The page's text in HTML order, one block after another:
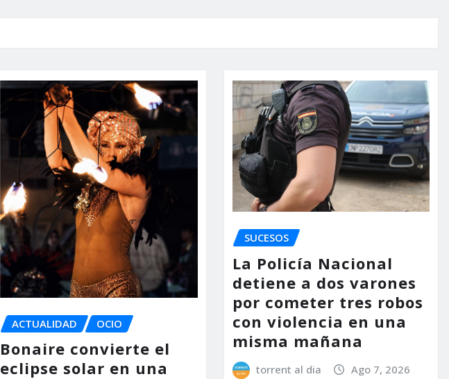
ACTUALIDAD OCIO
Bonaire convierte el
eclipse solar en una
SUCESOS
La Policía Nacional
detiene a dos varones
por cometer tres robos
con violencia en una
misma mañana
torrent al dia Ago 7, 2026